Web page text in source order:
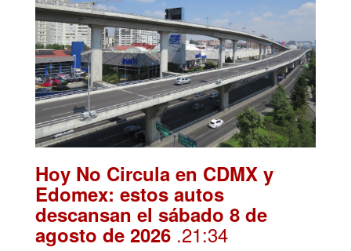
Hoy No Circula en CDMX y
Edomex: estos autos
descansan el sábado 8 de
agosto de 2026 .21:34